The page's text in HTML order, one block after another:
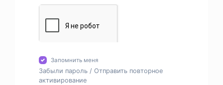
Запомнить меня
Забыли пароль / Отправить повторное
активирование